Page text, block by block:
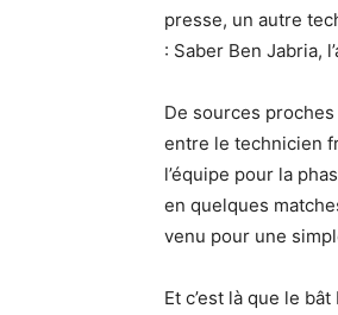
presse, un autre
: Saber Ben Jabria,
De sources
entre le technicien
l’équipe pour la
en quelques
venu pour une
Et c’est là que le